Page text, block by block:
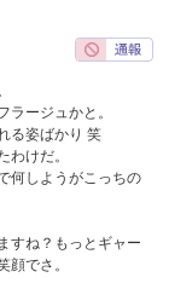
ージュかと。
る姿ばかり 笑
わけだ。
何しようがこっちの
すね？もっとギャー
顔でさ。